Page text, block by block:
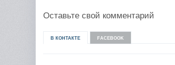
Оставьте свой комментарий
В КОНТАКТЕ FACEBOOK